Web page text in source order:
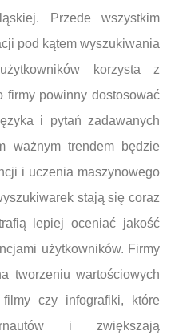
Przede wszystkim
pod kątem wyszukiwania
korzysta z
firmy powinny dostosować
i pytań zadawanych
ważnym trendem będzie
i uczenia maszynowego
stają się coraz
lepiej oceniać jakość
użytkowników. Firmy
tworzeniu wartościowych
czy infografiki, które
i zwiększają